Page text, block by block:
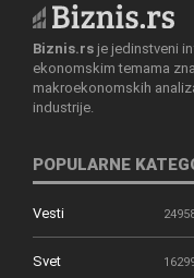
Biznis.rs je jedinstveni
ekonomskim temama
makroekonomskih
industrije.
POPULARNE
Vesti
Svet